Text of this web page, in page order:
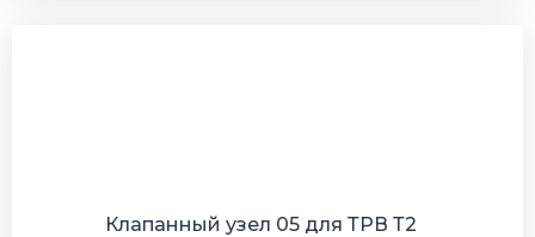
Клапанный узел 05 для ТРВ Т2